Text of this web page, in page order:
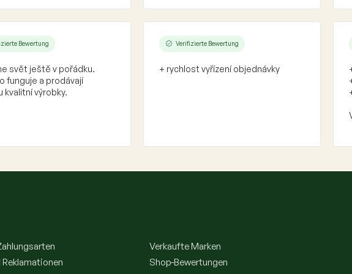
Bewertung
svět ještě v pořádku.
funguje a prodávají
kvalitní výrobky.
Verifizierte Bewertung
+ rychlost vyřízení objednávky
Reklamationen
Verkaufte Marken
Shop-Bewertungen